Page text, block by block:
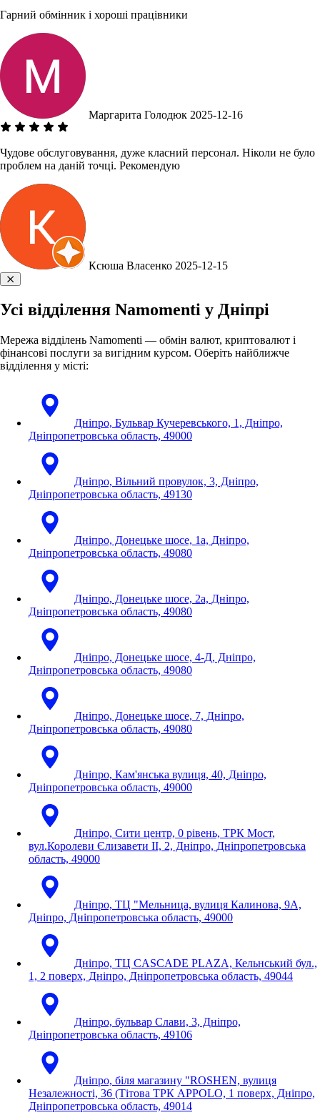
Гарний обмінник і хороші працівники
Маргарита Голодюк 2025-12-16
Чудове обслуговування, дуже класний персонал. Ніколи не було
проблем на даній точці. Рекомендую
Ксюша Власенко 2025-12-15
Усі відділення Namomenti у Дніпрі
Мережа відділень Namomenti — обмін валют, криптовалют і
фінансові послуги за вигідним курсом. Оберіть найближче
відділення у місті:
Дніпро, Бульвар Кучеревського, 1, Дніпро,
Дніпропетровська область, 49000
Дніпро, Вільний провулок, 3, Дніпро,
Дніпропетровська область, 49130
Дніпро, Донецьке шосе, 1а, Дніпро,
Дніпропетровська область, 49080
Дніпро, Донецьке шосе, 2а, Дніпро,
Дніпропетровська область, 49080
Дніпро, Донецьке шосе, 4-Д, Дніпро,
Дніпропетровська область, 49080
Дніпро, Донецьке шосе, 7, Дніпро,
Дніпропетровська область, 49080
Дніпро, Кам'янська вулиця, 40, Дніпро,
Дніпропетровська область, 49000
Дніпро, Сити центр, 0 рівень, ТРК Мост,
вул.Королеви Єлизавети ІІ, 2, Дніпро, Дніпропетровська
область, 49000
Дніпро, ТЦ "Мельница, вулиця Калинова, 9А,
Дніпро, Дніпропетровська область, 49000
Дніпро, ТЦ CASCADE PLAZA, Кельнський бул.,
1, 2 поверх, Дніпро, Дніпропетровська область, 49044
Дніпро, бульвар Слави, 3, Дніпро,
Дніпропетровська область, 49106
Дніпро, біля магазину "ROSHEN, вулиця
Незалежності, 36 (Тітова ТРК APPOLO, 1 поверх, Дніпро,
Дніпропетровська область, 49014